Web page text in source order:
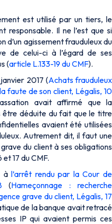
est utilisé par un tiers, le
responsable. Il ne l’est que si
d’un agissement frauduleux du
de celui-ci à l’égard de ses
(article L.133-19 du CMF).
2017 (Achats frauduleux
faute de son client, Légalis, 10
avait affirmé que la
être déduite du fait que le titre
avaient été utilisées
Autrement dit, il faut une
du client à ses obligations
17 du CMF.
àl’arrêt rendu par la Cour de
(Hameçonnage : recherche
grave du client, Légalis, 17
de la banque avait retracé
IP qui avaient permis ces